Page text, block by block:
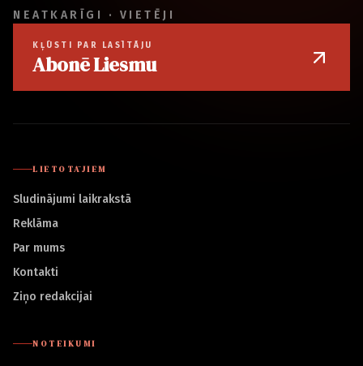
NEATKARĪGI · VIETĒJI
KĻŪSTI PAR LASĪTĀJU
Abonē Liesmu
LIETOTĀJIEM
Sludinājumi laikrakstā
Reklāma
Par mums
Kontakti
Ziņo redakcijai
NOTEIKUMI